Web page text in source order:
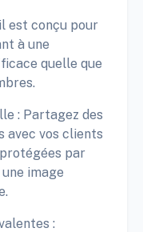
est conçu pour
à une
quelle que
: Partagez des
avec vos clients
par
image
: